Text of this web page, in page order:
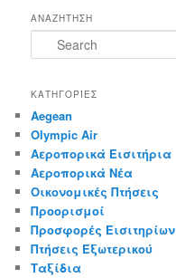
ΑΝΑΖΗΤΗΣΗ
e
r
h
ΚΑΤΗΓΟΡΊΕΣ
Aegean
Olympic Air
Αεροπορικά Εισιτήρια
Αεροπορικά Νέα
Οικονομικές Πτήσεις
Προορισμοί
Προσφορές Εισιτηρίων
Πτήσεις Εξωτερικού
Ταξίδια